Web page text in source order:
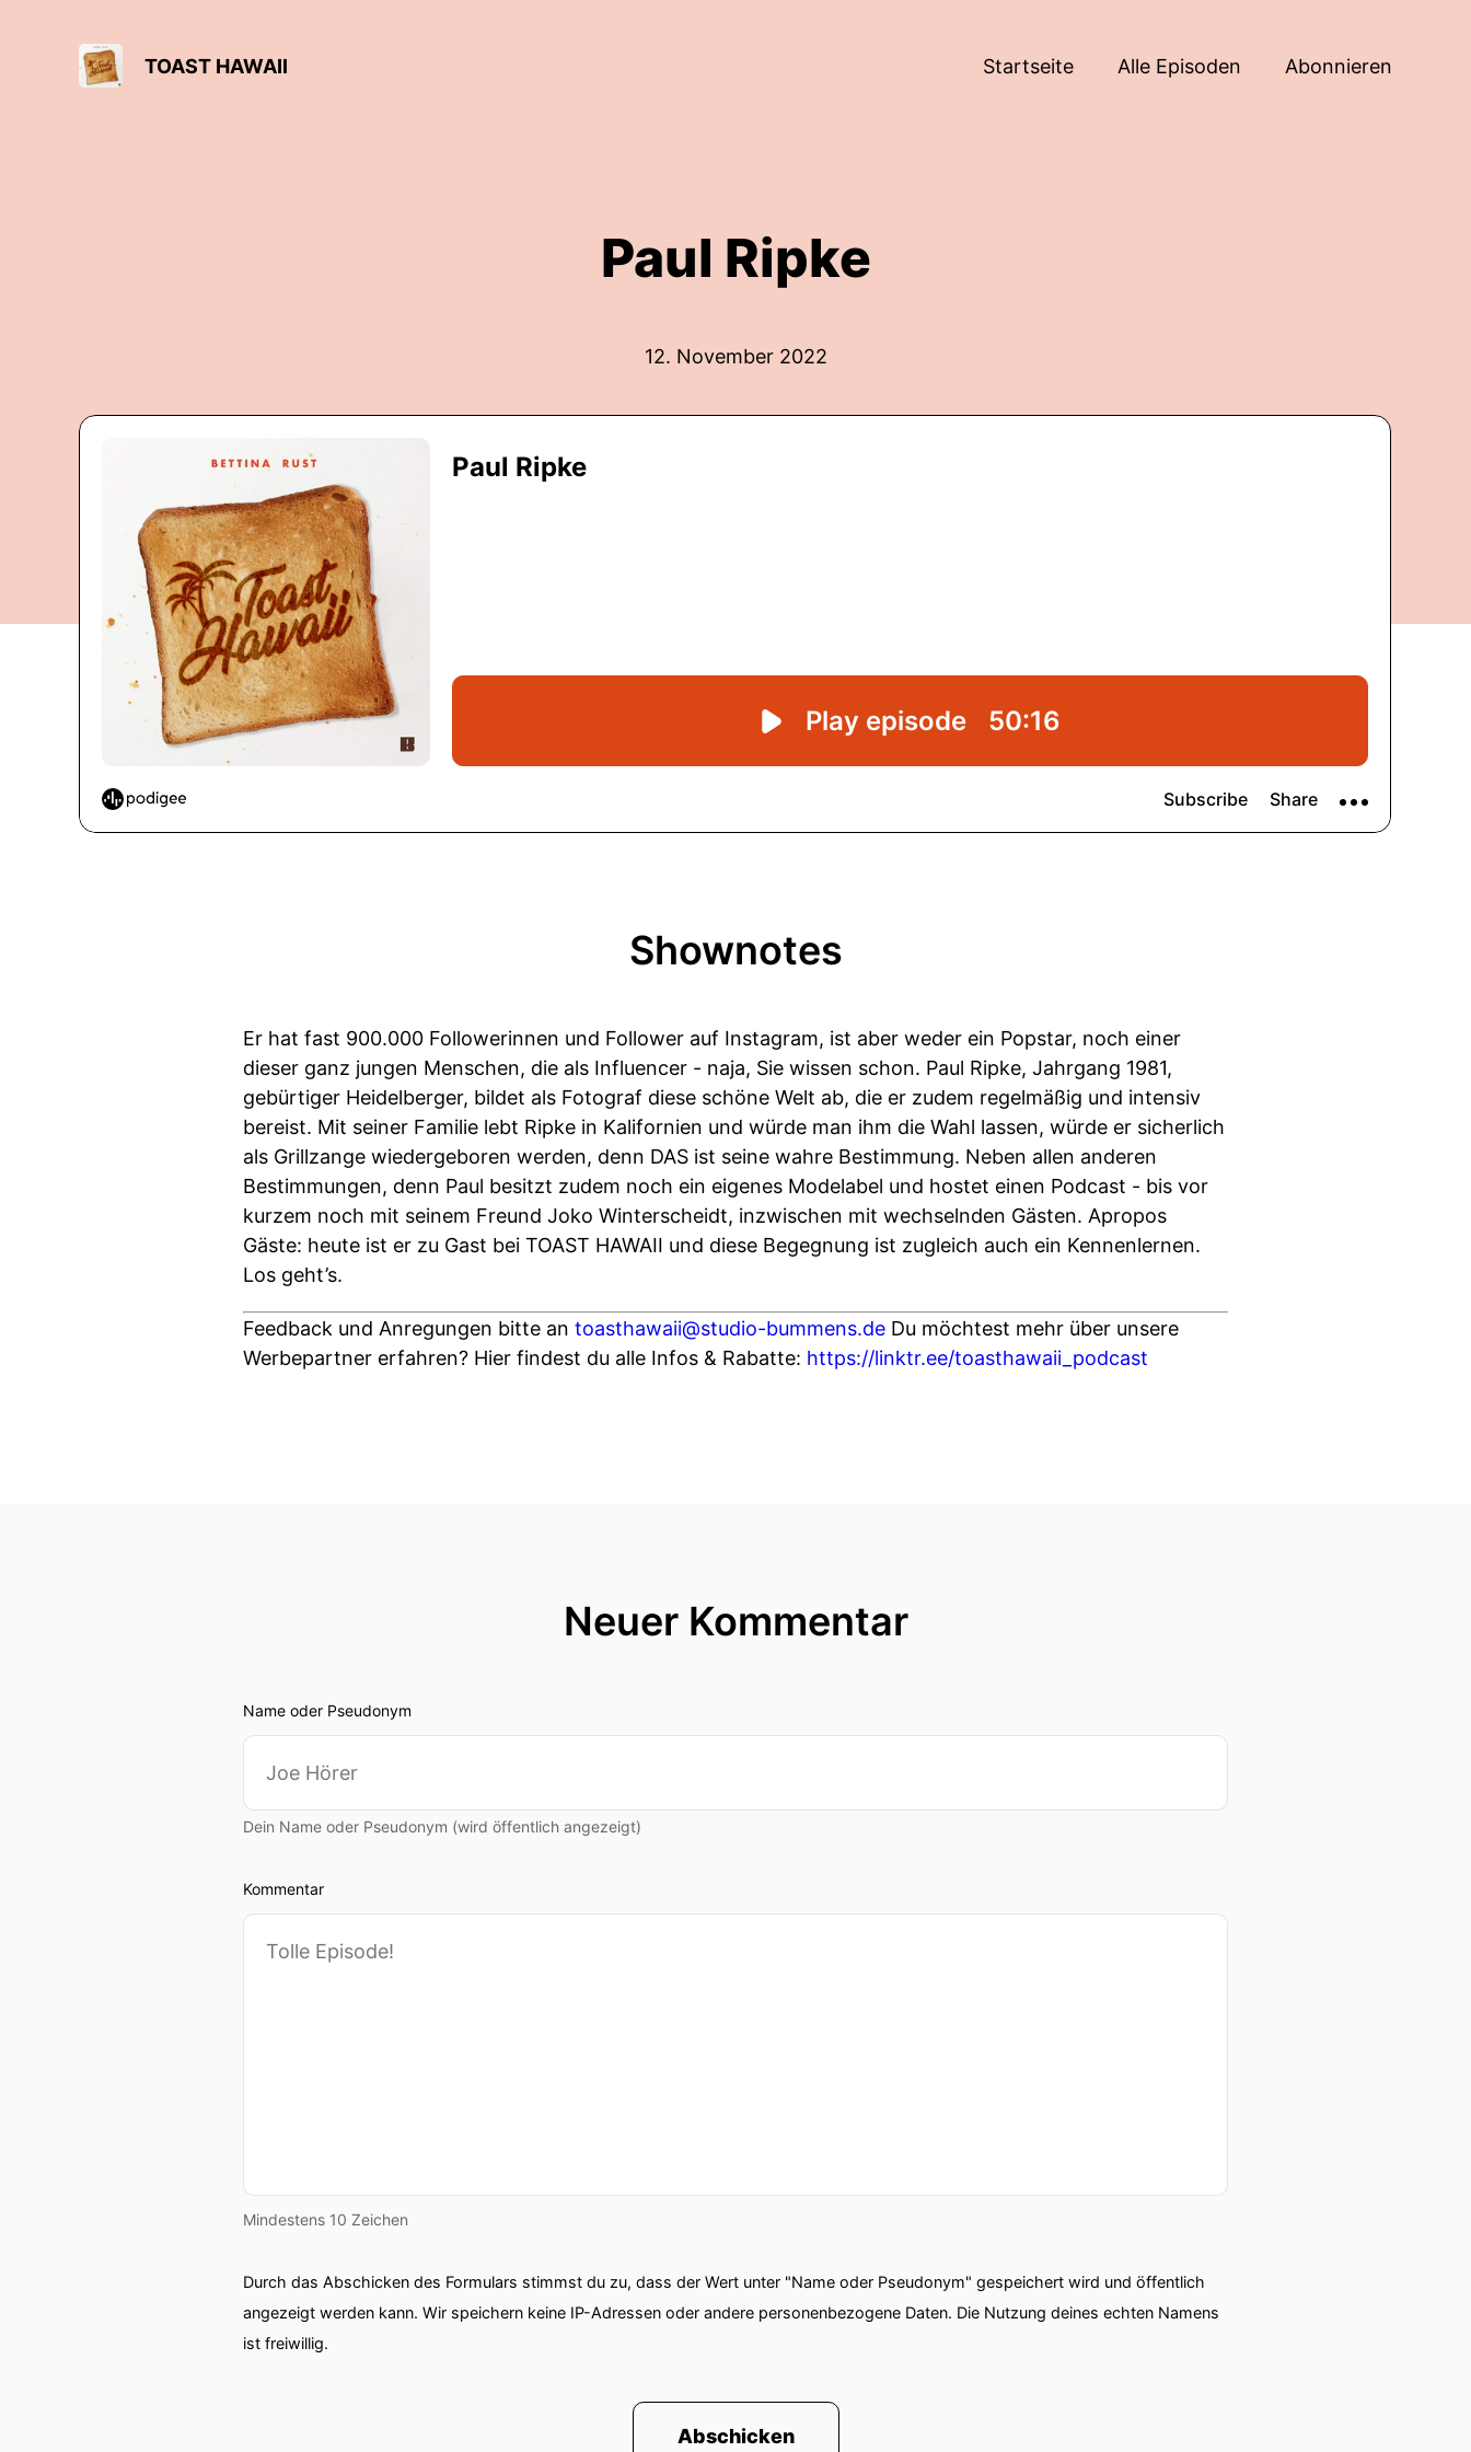
TOAST HAWAII Startseite Alle Episoden Abonnieren
Paul Ripke
12. November 2022
Shownotes
Er hat fast 900.000 Followerinnen und Follower auf Instagram, ist aber weder ein Popstar, noch einer
dieser ganz jungen Menschen, die als Influencer - naja, Sie wissen schon. Paul Ripke, Jahrgang 1981,
gebürtiger Heidelberger, bildet als Fotograf diese schöne Welt ab, die er zudem regelmäßig und intensiv
bereist. Mit seiner Familie lebt Ripke in Kalifornien und würde man ihm die Wahl lassen, würde er sicherlich
als Grillzange wiedergeboren werden, denn DAS ist seine wahre Bestimmung. Neben allen anderen
Bestimmungen, denn Paul besitzt zudem noch ein eigenes Modelabel und hostet einen Podcast - bis vor
kurzem noch mit seinem Freund Joko Winterscheidt, inzwischen mit wechselnden Gästen. Apropos
Gäste: heute ist er zu Gast bei TOAST HAWAII und diese Begegnung ist zugleich auch ein Kennenlernen.
Los geht’s.
Feedback und Anregungen bitte an toasthawaii@studio-bummens.de Du möchtest mehr über unsere
Werbepartner erfahren? Hier findest du alle Infos & Rabatte: https://linktr.ee/toasthawaii_podcast
Neuer Kommentar
Name oder Pseudonym
Dein Name oder Pseudonym (wird öffentlich angezeigt)
Kommentar
Mindestens 10 Zeichen
Durch das Abschicken des Formulars stimmst du zu, dass der Wert unter "Name oder Pseudonym" gespeichert wird und öffentlich
angezeigt werden kann. Wir speichern keine IP-Adressen oder andere personenbezogene Daten. Die Nutzung deines echten Namens
ist freiwillig.
Abschicken